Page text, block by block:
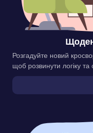
Розгадуйте новий
щоб розвинути логіку